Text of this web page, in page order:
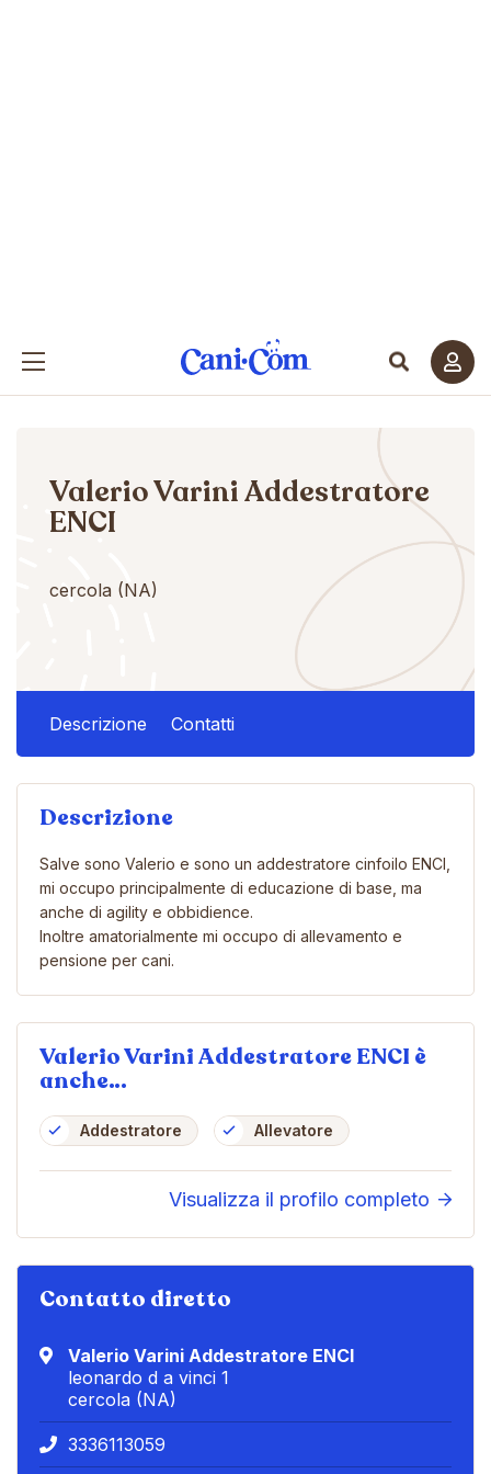
Valerio Varini Addestratore
ENCI
cercola (NA)
Descrizione Contatti
Descrizione
Salve sono Valerio e sono un addestratore cinfoilo ENCI,
mi occupo principalmente di educazione di base, ma
anche di agility e obbidience.
Inoltre amatorialmente mi occupo di allevamento e
pensione per cani.
Valerio Varini Addestratore ENCI è
anche…
Addestratore Allevatore
Visualizza il profilo completo
Contatto diretto
Valerio Varini Addestratore ENCI
leonardo d a vinci 1
cercola (NA)
3336113059